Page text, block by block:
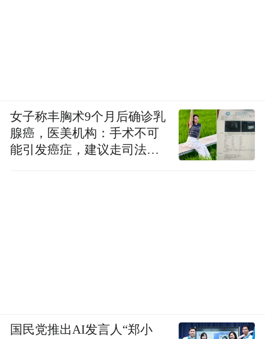
女子称丰胸术9个月后确诊乳
腺癌，医美机构：手术不可
能引发癌症，建议走司法途
国民党推出AI发言人“郑小